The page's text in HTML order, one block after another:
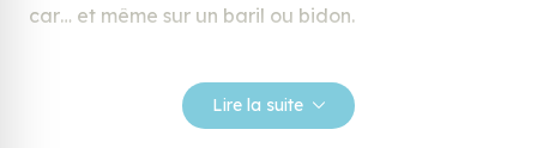
car… et même sur un baril ou bidon.
répondre à vos attentes, laissez vous inspirer parmi
notre large gamme de stickers.
Lire la suite